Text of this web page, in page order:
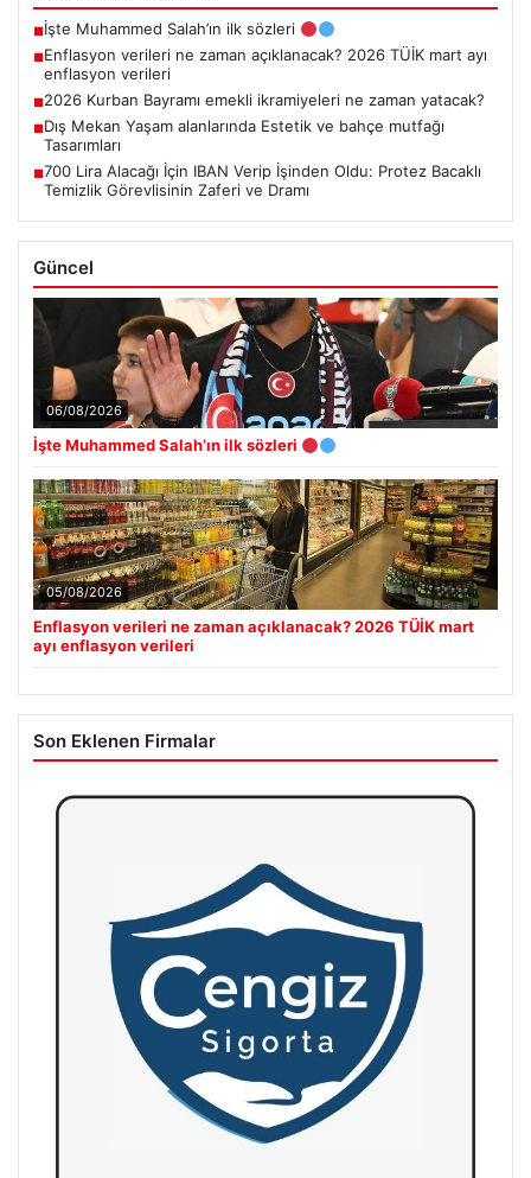
■İşte Muhammed Salah’ın ilk sözleri
■Enflasyon verileri ne zaman açıklanacak? 2026 TÜİK mart ayı
enflasyon verileri
■2026 Kurban Bayramı emekli ikramiyeleri ne zaman yatacak?
■Dış Mekan Yaşam alanlarında Estetik ve bahçe mutfağı
Tasarımları
■700 Lira Alacağı İçin IBAN Verip İşinden Oldu: Protez Bacaklı
Temizlik Görevlisinin Zaferi ve Dramı
Güncel
06/08/2026
İşte Muhammed Salah’ın ilk sözleri
05/08/2026
Enflasyon verileri ne zaman açıklanacak? 2026 TÜİK mart
ayı enflasyon verileri
Son Eklenen Firmalar